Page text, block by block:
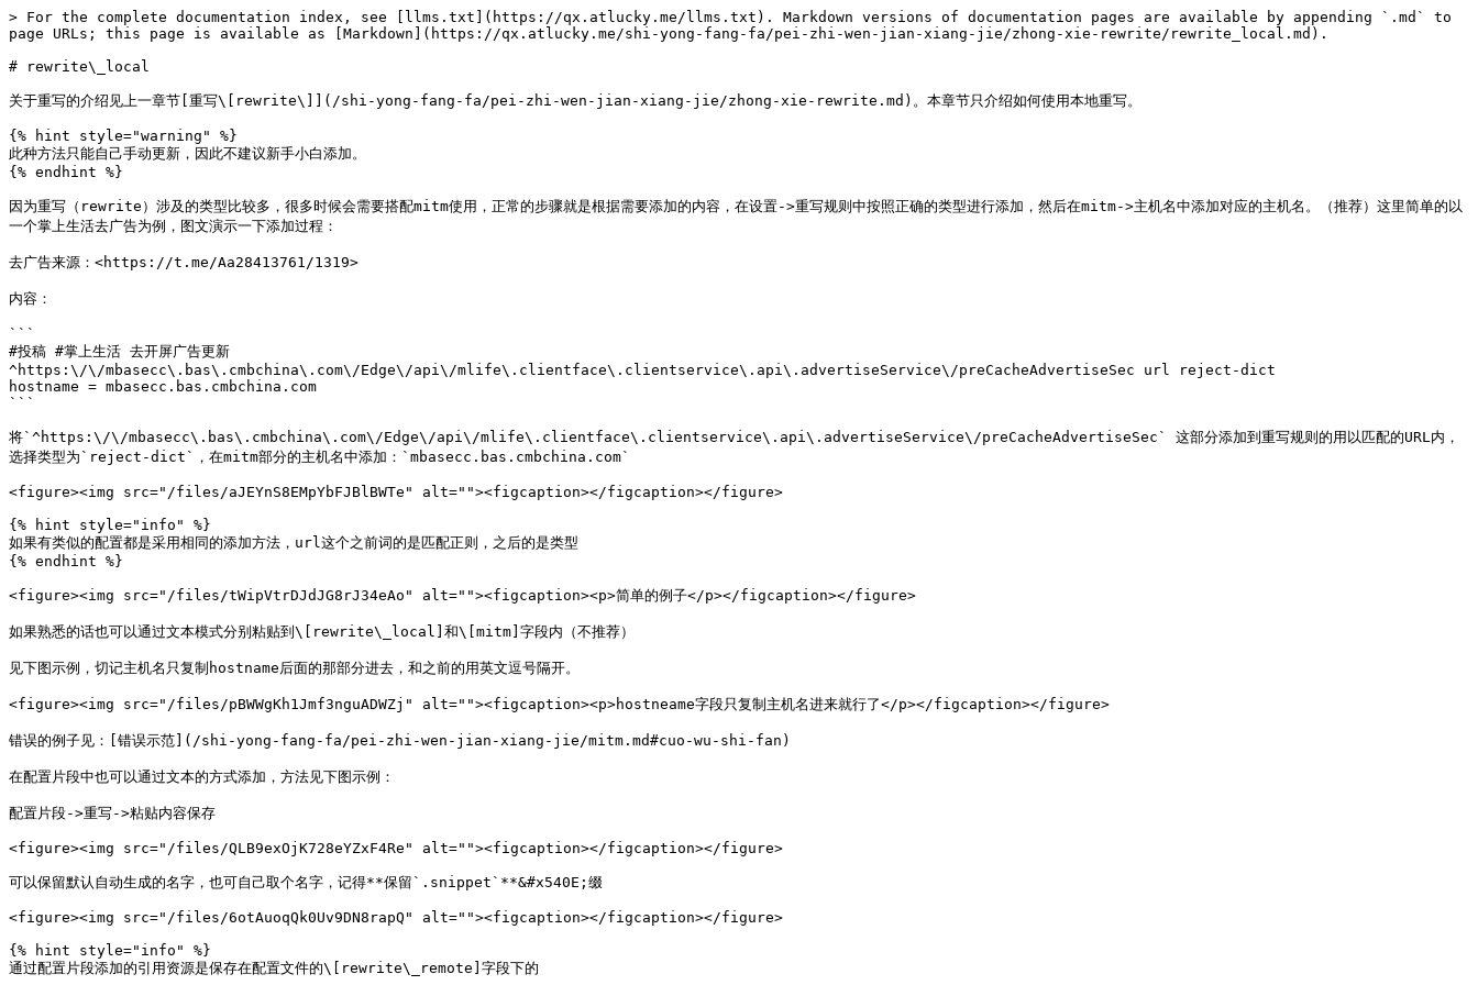
> For the complete documentation index, see [llms.txt](https://qx.atlucky.me/llms.txt). Markdown versions of documentation pages are available by appending `.md` to
page URLs; this page is available as [Markdown](https://qx.atlucky.me/shi-yong-fang-fa/pei-zhi-wen-jian-xiang-jie/zhong-xie-rewrite/rewrite_local.md).
# rewrite\_local
关于重写的介绍见上一章节[重写\[rewrite\]](/shi-yong-fang-fa/pei-zhi-wen-jian-xiang-jie/zhong-xie-rewrite.md)。本章节只介绍如何使用本地重写。
{% hint style="warning" %}
此种方法只能自己手动更新，因此不建议新手小白添加。
{% endhint %}
因为重写（rewrite）涉及的类型比较多，很多时候会需要搭配mitm使用，正常的步骤就是根据需要添加的内容，在设置->重写规则中按照正确的类型进行添加，然后在mitm->主机名中添加对应的主机名。（推荐）这里简单的以
一个掌上生活去广告为例，图文演示一下添加过程：
去广告来源：<https://t.me/Aa28413761/1319>
内容：
```
#投稿 #掌上生活 去开屏广告更新
^https:\/\/mbasecc\.bas\.cmbchina\.com\/Edge\/api\/mlife\.clientface\.clientservice\.api\.advertiseService\/preCacheAdvertiseSec url reject-dict
hostname = mbasecc.bas.cmbchina.com
```
将`^https:\/\/mbasecc\.bas\.cmbchina\.com\/Edge\/api\/mlife\.clientface\.clientservice\.api\.advertiseService\/preCacheAdvertiseSec` 这部分添加到重写规则的用以匹配的URL内，
选择类型为`reject-dict`，在mitm部分的主机名中添加：`mbasecc.bas.cmbchina.com`
<figure><img src="/files/aJEYnS8EMpYbFJBlBWTe" alt=""><figcaption></figcaption></figure>
{% hint style="info" %}
如果有类似的配置都是采用相同的添加方法，url这个之前词的是匹配正则，之后的是类型
{% endhint %}
<figure><img src="/files/tWipVtrDJdJG8rJ34eAo" alt=""><figcaption><p>简单的例子</p></figcaption></figure>
如果熟悉的话也可以通过文本模式分别粘贴到\[rewrite\_local]和\[mitm]字段内（不推荐）
见下图示例，切记主机名只复制hostname后面的那部分进去，和之前的用英文逗号隔开。
<figure><img src="/files/pBWWgKh1Jmf3nguADWZj" alt=""><figcaption><p>hostneame字段只复制主机名进来就行了</p></figcaption></figure>
错误的例子见：[错误示范](/shi-yong-fang-fa/pei-zhi-wen-jian-xiang-jie/mitm.md#cuo-wu-shi-fan)
在配置片段中也可以通过文本的方式添加，方法见下图示例：
配置片段->重写->粘贴内容保存
<figure><img src="/files/QLB9exOjK728eYZxF4Re" alt=""><figcaption></figcaption></figure>
可以保留默认自动生成的名字，也可自己取个名字，记得**保留`.snippet`**&#x540E;缀
<figure><img src="/files/6otAuoqQk0Uv9DN8rapQ" alt=""><figcaption></figcaption></figure>
{% hint style="info" %}
通过配置片段添加的引用资源是保存在配置文件的\[rewrite\_remote]字段下的